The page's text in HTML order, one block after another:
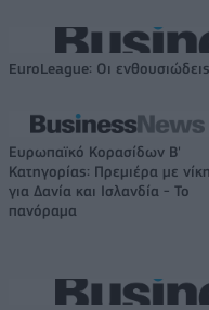
EuroLeague: Οι
Ευρωπαϊκό Κορασίδων Β'
Κατηγορίας: Πρεμιέρα με νίκη
για Δανία και Ισλανδία - Το
πανόραμα